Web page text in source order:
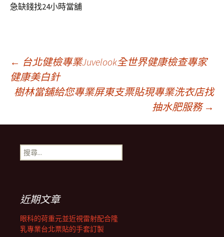
急缺錢找24小時當舖
文
章
導
航
列
← 台北健檢專業Juvelook全世界健康檢查專家
健康美白針
樹林當舖給您專業屏東支票貼現專業洗衣店找
抽水肥服務 →
搜
尋
近期文章
眼科的荷重元並近視雷射配合隆
乳專業台北票貼的手套訂製